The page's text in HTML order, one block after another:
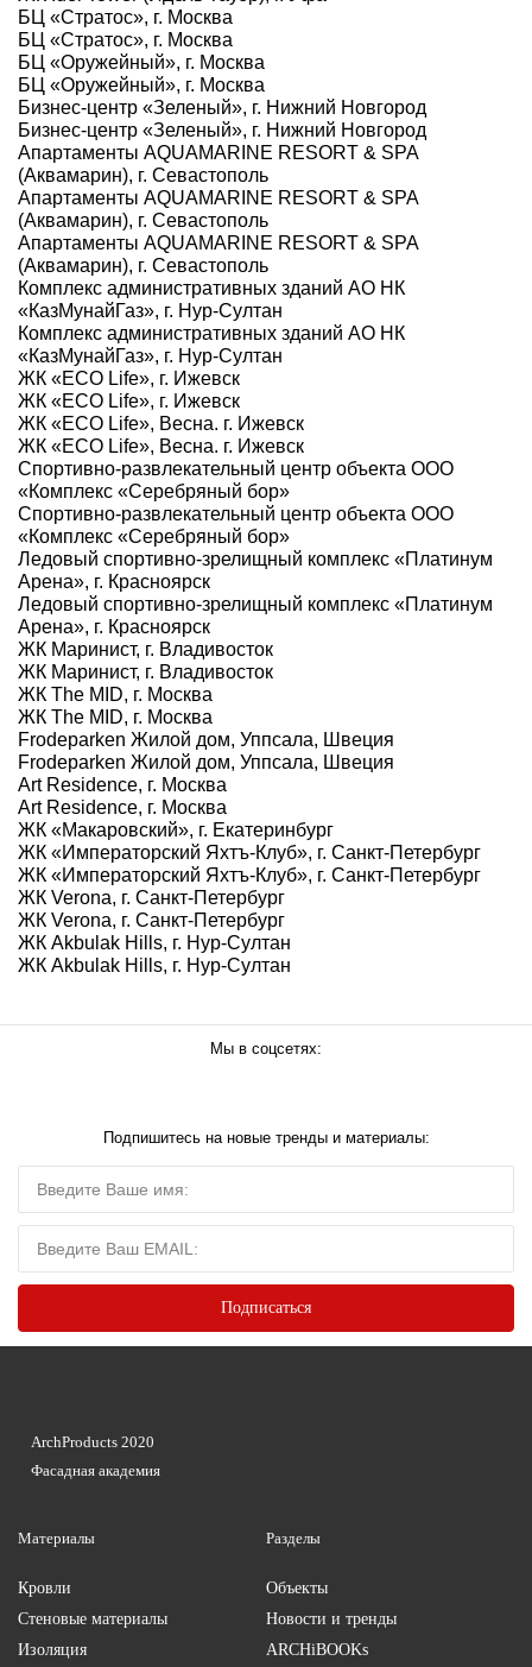
БЦ «Стратос», г. Москва
БЦ «Стратос», г. Москва
БЦ «Оружейный», г. Москва
БЦ «Оружейный», г. Москва
Бизнес-центр «Зеленый», г. Нижний Новгород
Бизнес-центр «Зеленый», г. Нижний Новгород
Апартаменты AQUAMARINE RESORT & SPA
(Аквамарин), г. Севастополь
Апартаменты AQUAMARINE RESORT & SPA
(Аквамарин), г. Севастополь
Апартаменты AQUAMARINE RESORT & SPA
(Аквамарин), г. Севастополь
Комплекс административных зданий АО НК
«КазМунайГаз», г. Нур-Султан
Комплекс административных зданий АО НК
«КазМунайГаз», г. Нур-Султан
ЖК «ECO Life», г. Ижевск
ЖК «ECO Life», г. Ижевск
ЖК «ECO Life», Весна. г. Ижевск
ЖК «ECO Life», Весна. г. Ижевск
Спортивно-развлекательный центр объекта ООО
«Комплекс «Серебряный бор»
Спортивно-развлекательный центр объекта ООО
«Комплекс «Серебряный бор»
Ледовый спортивно-зрелищный комплекс «Платинум
Арена», г. Красноярск
Ледовый спортивно-зрелищный комплекс «Платинум
Арена», г. Красноярск
ЖК Маринист, г. Владивосток
ЖК Маринист, г. Владивосток
ЖК The MID, г. Москва
ЖК The MID, г. Москва
Frodeparken Жилой дом, Уппсала, Швеция
Frodeparken Жилой дом, Уппсала, Швеция
Art Residence, г. Москва
Art Residence, г. Москва
ЖК «Макаровский», г. Екатеринбург
ЖК «Императорский Яхтъ-Клуб», г. Санкт-Петербург
ЖК «Императорский Яхтъ-Клуб», г. Санкт-Петербург
ЖК Verona, г. Санкт-Петербург
ЖК Verona, г. Санкт-Петербург
ЖК Akbulak Hills, г. Нур-Султан
ЖК Akbulak Hills, г. Нур-Султан
Мы в соцсетях:
Подпишитесь на новые тренды и материалы:
Материалы
Кровли
Стеновые материалы
Изоляция
Разделы
Объекты
Новости и тренды
ARCHiBOOKs
ArchProducts 2020
Фасадная академия